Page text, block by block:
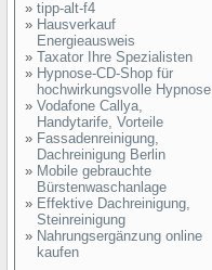
» tipp-alt-f4
» Hausverkauf
Energieausweis
» Taxator Ihre Spezialisten
» Hypnose-CD-Shop für
hochwirkungsvolle Hypnose
» Vodafone Callya,
Handytarife, Vorteile
» Fassadenreinigung,
Dachreinigung Berlin
» Mobile gebrauchte
Bürstenwaschanlage
» Effektive Dachreinigung,
Steinreinigung
» Nahrungsergänzung online
kaufen